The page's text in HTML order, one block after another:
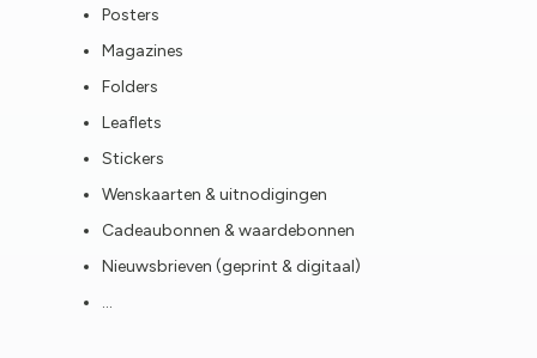
Posters
Magazines
Folders
Leaflets
Stickers
Wenskaarten & uitnodigingen
Cadeaubonnen & waardebonnen
Nieuwsbrieven (geprint & digitaal)
…